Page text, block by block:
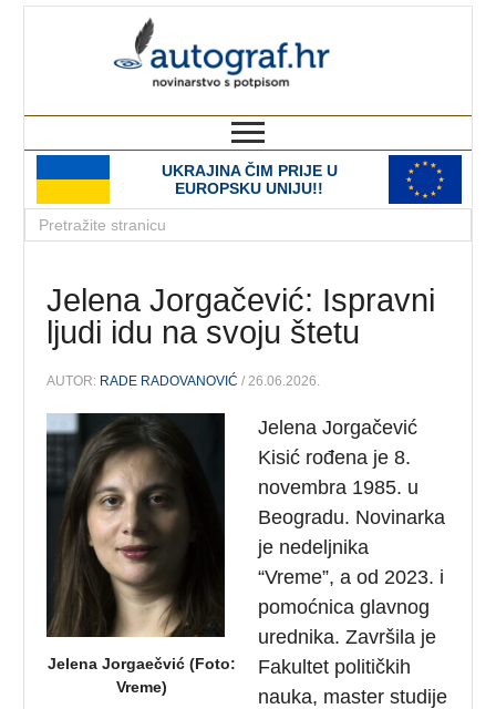
UKRAJINA ČIM PRIJE U
EUROPSKU UNIJU!!
Jelena Jorgačević: Ispravni
ljudi idu na svoju štetu
AUTOR: RADE RADOVANOVIĆ / 26.06.2026.
Jelena Jorgaečvić (Foto:
Vreme)
Jelena Jorgačević
Kisić rođena je 8.
novembra 1985. u
Beogradu. Novinarka
je nedeljnika
“Vreme”, a od 2023. i
pomoćnica glavnog
urednika. Završila je
Fakultet političkih
nauka, master studije